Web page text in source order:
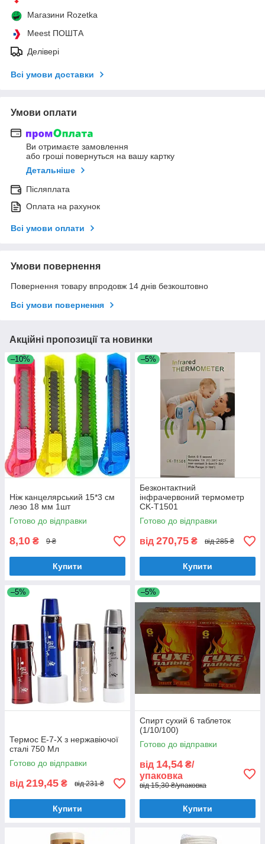
Магазини Rozetka
Meest ПОШТА
Делівері
Всі умови доставки
Умови оплати
Ви отримаєте замовлення
або гроші повернуться на вашу картку
Детальніше
Післяплата
Оплата на рахунок
Всі умови оплати
Умови повернення
Повернення товару впродовж 14 днів безкоштовно
Всі умови повернення
Акційні пропозиції та новинки
–10%
Ніж канцелярський 15*3 см
лезо 18 мм 1шт
Готово до відправки
8,10 ₴ 9 ₴
Купити
–5%
Безконтактний
інфрачервоний термометр
CK-T1501
Готово до відправки
від 270,75 ₴ від 285 ₴
Купити
–5%
Термос Е-7-Х з нержавіючої
сталі 750 Мл
Готово до відправки
від 219,45 ₴ від 231 ₴
Купити
–5%
Спирт сухий 6 таблеток
(1/10/100)
Готово до відправки
від 14,54 ₴/
упаковка
від 15,30 ₴/упаковка
Купити